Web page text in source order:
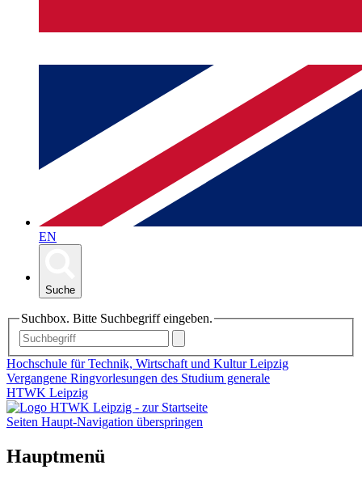
EN
Suche
Suchbox. Bitte Suchbegriff eingeben.
Hochschule für Technik, Wirtschaft und Kultur Leipzig
Vergangene Ringvorlesungen des Studium generale
HTWK Leipzig
Seiten Haupt-Navigation überspringen
Hauptmenü